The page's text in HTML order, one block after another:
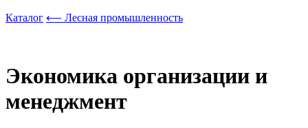
Каталог ⟵ Лесная промышленность
Экономика организации и
менеджмент